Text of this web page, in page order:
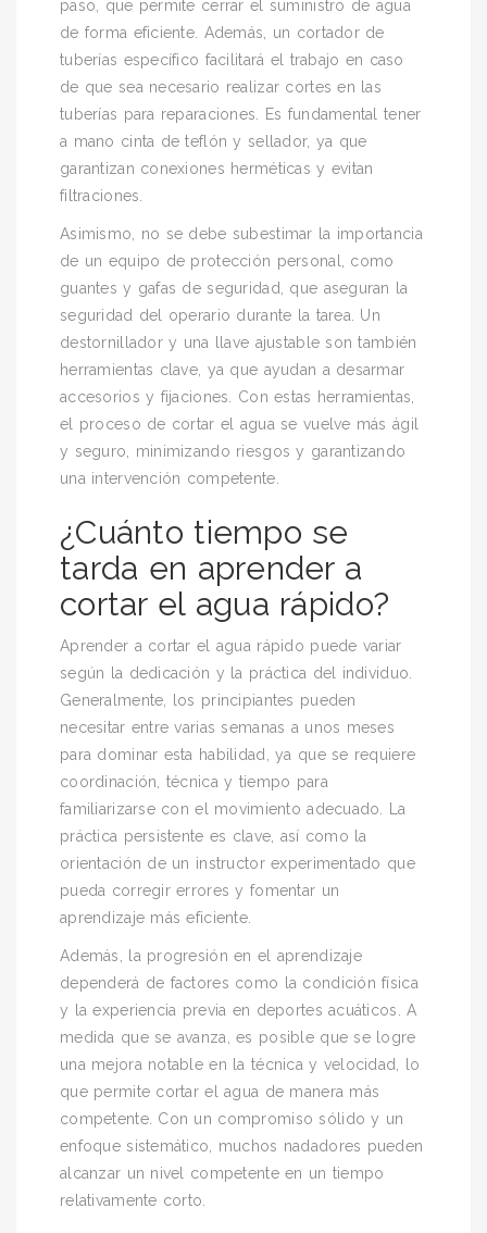
paso, que permite cerrar el suministro de agua
de forma eficiente. Además, un cortador de
tuberías específico facilitará el trabajo en caso
de que sea necesario realizar cortes en las
tuberías para reparaciones. Es fundamental tener
a mano cinta de teflón y sellador, ya que
garantizan conexiones herméticas y evitan
filtraciones.
Asimismo, no se debe subestimar la importancia
de un equipo de protección personal, como
guantes y gafas de seguridad, que aseguran la
seguridad del operario durante la tarea. Un
destornillador y una llave ajustable son también
herramientas clave, ya que ayudan a desarmar
accesorios y fijaciones. Con estas herramientas,
el proceso de cortar el agua se vuelve más ágil
y seguro, minimizando riesgos y garantizando
una intervención competente.
¿Cuánto tiempo se
tarda en aprender a
cortar el agua rápido?
Aprender a cortar el agua rápido puede variar
según la dedicación y la práctica del individuo.
Generalmente, los principiantes pueden
necesitar entre varias semanas a unos meses
para dominar esta habilidad, ya que se requiere
coordinación, técnica y tiempo para
familiarizarse con el movimiento adecuado. La
práctica persistente es clave, así como la
orientación de un instructor experimentado que
pueda corregir errores y fomentar un
aprendizaje más eficiente.
Además, la progresión en el aprendizaje
dependerá de factores como la condición física
y la experiencia previa en deportes acuáticos. A
medida que se avanza, es posible que se logre
una mejora notable en la técnica y velocidad, lo
que permite cortar el agua de manera más
competente. Con un compromiso sólido y un
enfoque sistemático, muchos nadadores pueden
alcanzar un nivel competente en un tiempo
relativamente corto.